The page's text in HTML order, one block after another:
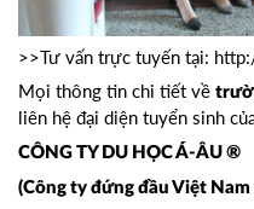
>>Tư vấn trực tuyến tại:
Mọi thông tin chi tiết về
liên hệ đại diện tuyển sinh
CÔNG TY DU HỌC Á-ÂU ®
(Công ty đứng đầu Việt